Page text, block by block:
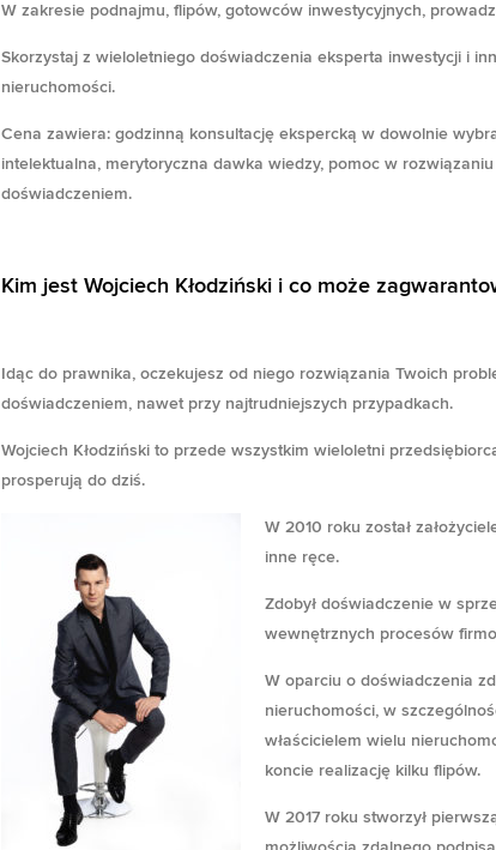
W zakresie podnajmu, flipów, gotowców inwestycyjnych,
Skorzystaj z wieloletniego doświadczenia eksperta inwestycji i
nieruchomości.
Cena zawiera:godzinną konsultację ekspercką w dowolnie
intelektualna, merytoryczna dawka wiedzy, pomoc w
doświadczeniem.
Kim jest Wojciech Kłodziński i co może
Idąc do prawnika, oczekujesz od niego rozwiązania Twoich
doświadczeniem, nawet przy najtrudniejszych przypadkach.
Wojciech Kłodzińskito przede wszystkim wieloletni
prosperują do dziś.
W 2010 roku został
inne ręce.
Zdobył doświadczenie w
wewnętrznych procesów
W oparciu o doświadczenia
nieruchomości, w
właścicielem wielu
koncie realizację kilku flipów.
W 2017 roku stworzył
Aktualna
cena
wynosi:
wynosi:
99.00 zł.
cena
wynosi: